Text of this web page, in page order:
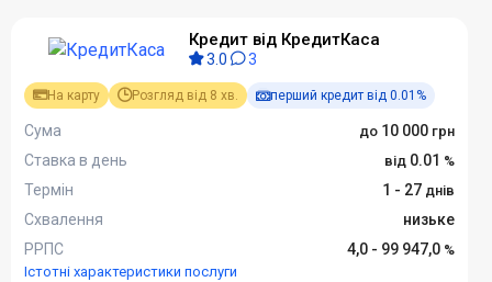
Кредит від КредитКаса
3.0 3
На карту Розгляд від 8 хв. перший кредит від 0.01%
Сума
10 000
Ставка в день
0.01
Термін
1 - 27
Схвалення
низьке
РРПС
4,0 - 99 947,0
Істотні характеристики послуги